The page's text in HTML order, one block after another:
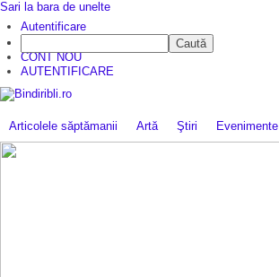
CONT NOU
AUTENTIFICARE
Articolele săptămanii Artă Ştiri Evenimente
Sari la bara de unelte
Autentificare
Caută